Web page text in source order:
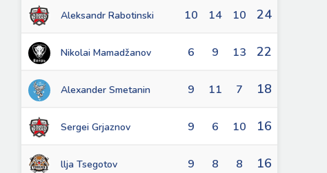
Aleksandr Rabotinski 10 14 10 24
Nikolai Mamadžanov 6 9 13 22
Alexander Smetanin 9 11 7 18
Sergei Grjaznov 9 6 10 16
llja Tsegotov 9 8 8 16